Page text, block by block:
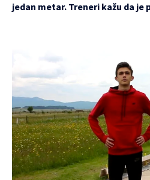
jedan metar. Treneri kažu da